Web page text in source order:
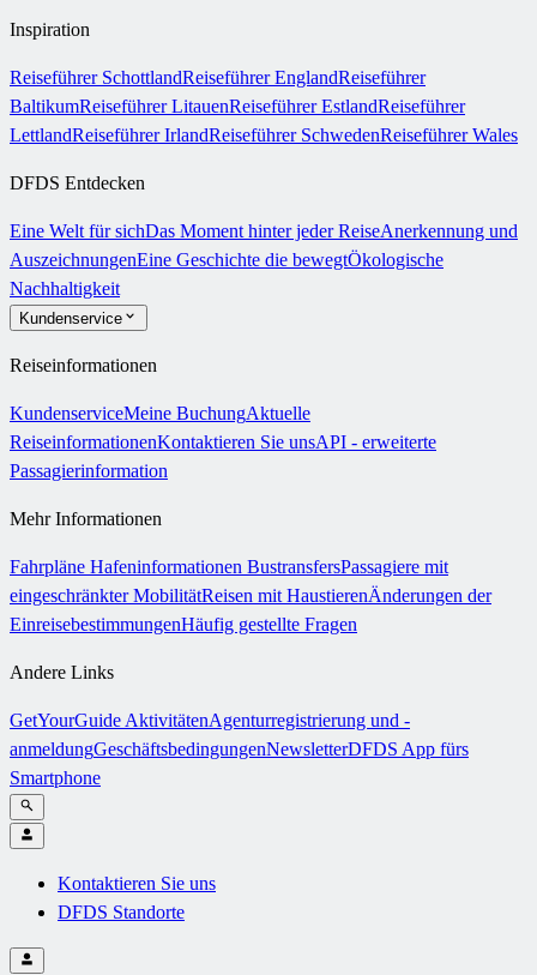
Inspiration
Reiseführer SchottlandReiseführer EnglandReiseführer
BaltikumReiseführer LitauenReiseführer EstlandReiseführer
LettlandReiseführer IrlandReiseführer SchwedenReiseführer Wales
DFDS Entdecken
Eine Welt für sichDas Moment hinter jeder ReiseAnerkennung und
AuszeichnungenEine Geschichte die bewegtÖkologische
Nachhaltigkeit
Kundenservice
Reiseinformationen
KundenserviceMeine BuchungAktuelle
ReiseinformationenKontaktieren Sie unsAPI - erweiterte
Passagierinformation
Mehr Informationen
Fahrpläne Hafeninformationen BustransfersPassagiere mit
eingeschränkter MobilitätReisen mit HaustierenÄnderungen der
EinreisebestimmungenHäufig gestellte Fragen
Andere Links
GetYourGuide AktivitätenAgenturregistrierung und -
anmeldungGeschäftsbedingungenNewsletterDFDS App fürs
Smartphone
Kontaktieren Sie uns
DFDS Standorte